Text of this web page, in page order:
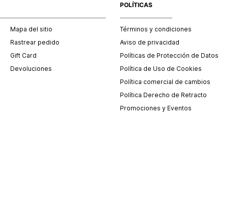
Mapa del sitio
Rastrear pedido
Gift Card
Devoluciones
POLÍTICAS
Términos y condiciones
Aviso de privacidad
Políticas de Protección de Datos
Política de Uso de Cookies
Política comercial de cambios
Política Derecho de Retracto
Promociones y Eventos